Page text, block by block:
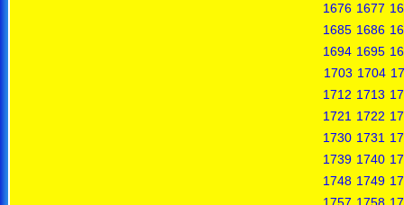
1676 1677
1685 1686
1694 1695
1703 1704
1712 1713
1721 1722
1730 1731
1739 1740
1748 1749